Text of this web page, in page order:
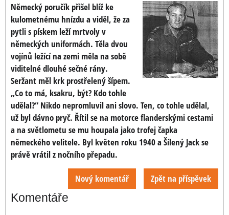
Německý poručík přišel blíž ke
kulometnému hnízdu a viděl, že za
pytli s pískem leží mrtvoly v
německých uniformách. Těla dvou
vojínů ležící na zemi měla na sobě
viditelné dlouhé sečné rány.
Seržant měl krk prostřelený šípem.
„Co to má, ksakru, být? Kdo tohle
udělal?“ Nikdo nepromluvil ani slovo. Ten, co tohle udělal,
už byl dávno pryč. Řítil se na motorce flanderskými cestami
a na světlometu se mu houpala jako trofej čapka
německého velitele. Byl květen roku 1940 a Šílený Jack se
právě vrátil z nočního přepadu.
Zpět na příspěvek
Nový komentář
Komentáře